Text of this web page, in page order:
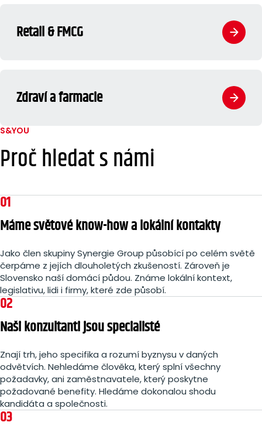
Retail & FMCG
Zdraví a farmacie
S&YOU
Proč hledat s námi
01
Máme světové know-how a lokální kontakty
Jako člen skupiny Synergie Group působící po celém světě
čerpáme z jejích dlouholetých zkušeností. Zároveň je
Slovensko naší domácí půdou. Známe lokální kontext,
legislativu, lidi i firmy, které zde působí.
02
Naši konzultanti jsou specialisté
Znají trh, jeho specifika a rozumí byznysu v daných
odvětvích. Nehledáme člověka, který splní všechny
požadavky, ani zaměstnavatele, který poskytne
požadované benefity. Hledáme dokonalou shodu
kandidáta a společnosti.
03